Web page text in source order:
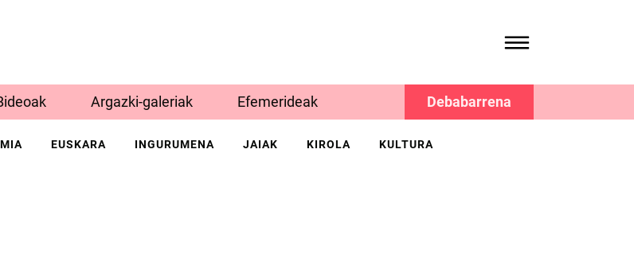
Argazki-galeriak Efemerideak Debabarrena
EUSKARA INGURUMENA JAIAK KIROLA KULTURA